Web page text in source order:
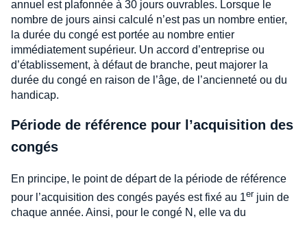
annuel est plafonnée à 30 jours ouvrables. Lorsque le
nombre de jours ainsi calculé n’est pas un nombre entier,
la durée du congé est portée au nombre entier
immédiatement supérieur. Un accord d’entreprise ou
d’établissement, à défaut de branche, peut majorer la
durée du congé en raison de l’âge, de l’ancienneté ou du
handicap.
Période de référence pour l’acquisition des
congés
En principe, le point de départ de la période de référence
pour l’acquisition des congés payés est fixé au 1er juin de
chaque année. Ainsi, pour le congé N, elle va du